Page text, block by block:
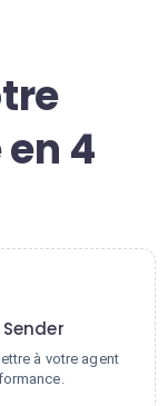
4
à votre agent